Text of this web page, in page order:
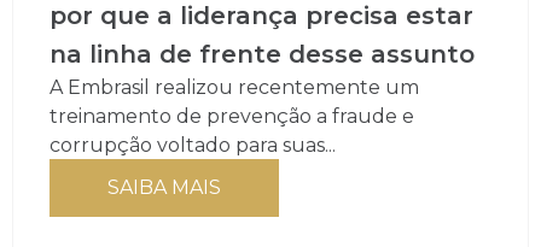
por que a liderança precisa estar
na linha de frente desse assunto
A Embrasil realizou recentemente um
treinamento de prevenção a fraude e
corrupção voltado para suas...
SAIBA MAIS